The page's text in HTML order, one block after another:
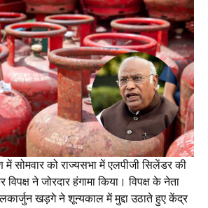
सोमवार को राज्यसभा में एलपीजी सिलेंडर की
ने जोरदार हंगामा किया। विपक्ष के नेता
खड़गे ने शून्यकाल में मुद्दा उठाते हुए केंद्र